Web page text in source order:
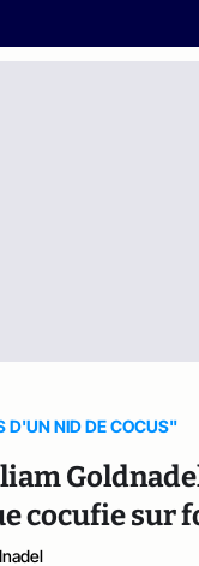
D'UN NID DE COCUS"
cocufie sur